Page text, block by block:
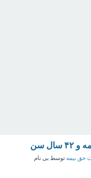
حق بیمه توسط بی نام